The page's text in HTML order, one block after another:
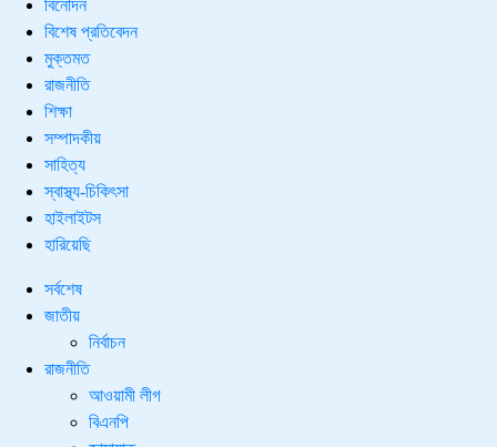
বিনোদন
বিশেষ প্রতিবেদন
মুক্তমত
রাজনীতি
শিক্ষা
সম্পাদকীয়
সাহিত্য
স্বাস্থ্য-চিকিৎসা
হাইলাইটস
হারিয়েছি
সর্বশেষ
জাতীয়
নির্বাচন
রাজনীতি
আওয়ামী লীগ
বিএনপি